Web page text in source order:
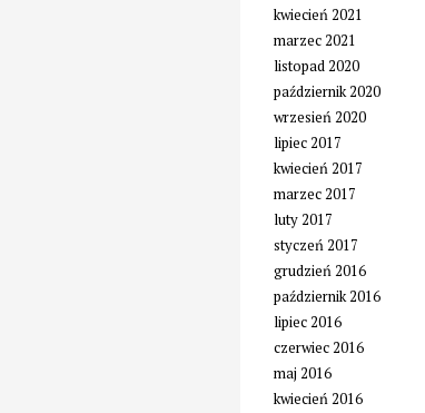
kwiecień 2021
marzec 2021
listopad 2020
październik 2020
wrzesień 2020
lipiec 2017
kwiecień 2017
marzec 2017
luty 2017
styczeń 2017
grudzień 2016
październik 2016
lipiec 2016
czerwiec 2016
maj 2016
kwiecień 2016